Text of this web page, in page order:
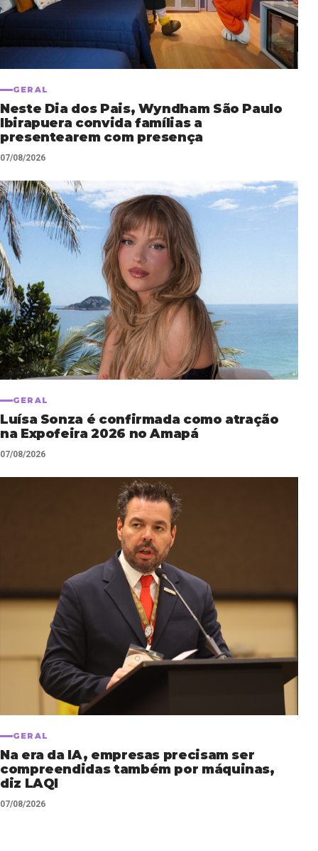
GERAL
Neste Dia dos Pais, Wyndham São Paulo
Ibirapuera convida famílias a
presentearem com presença
07/08/2026
GERAL
Luísa Sonza é confirmada como atração
na Expofeira 2026 no Amapá
07/08/2026
GERAL
Na era da IA, empresas precisam ser
compreendidas também por máquinas,
diz LAQI
07/08/2026